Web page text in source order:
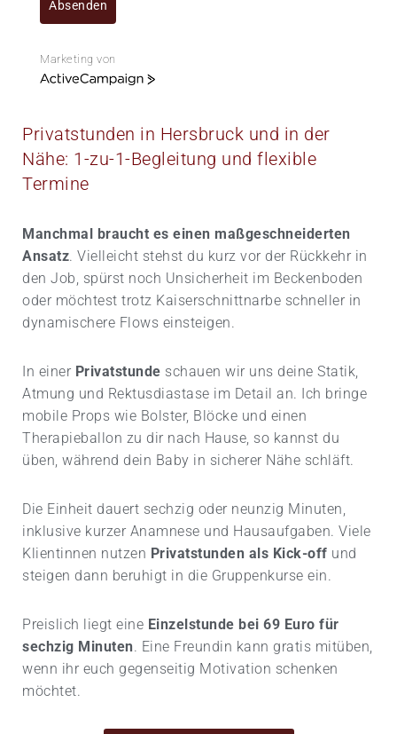
Absenden
Marketing von
A
i
v
C
p
a
i
g
Privatstunden in Hersbruck und in der
Nähe: 1-zu-1-Begleitung und flexible
Termine
Manchmal braucht es einen maßgeschneiderten
Ansatz. Vielleicht stehst du kurz vor der Rückkehr in
den Job, spürst noch Unsicherheit im Beckenboden
oder möchtest trotz Kaiserschnittnarbe schneller in
dynamischere Flows einsteigen.
In einer Privatstunde schauen wir uns deine Statik,
Atmung und Rektusdiastase im Detail an. Ich bringe
mobile Props wie Bolster, Blöcke und einen
Therapieballon zu dir nach Hause, so kannst du
üben, während dein Baby in sicherer Nähe schläft.
Die Einheit dauert sechzig oder neunzig Minuten,
inklusive kurzer Anamnese und Hausaufgaben. Viele
Klientinnen nutzen Privatstunden als Kick-off und
steigen dann beruhigt in die Gruppenkurse ein.
Preislich liegt eine Einzelstunde bei 69 Euro für
sechzig Minuten. Eine Freundin kann gratis mitüben,
wenn ihr euch gegenseitig Motivation schenken
möchtet.